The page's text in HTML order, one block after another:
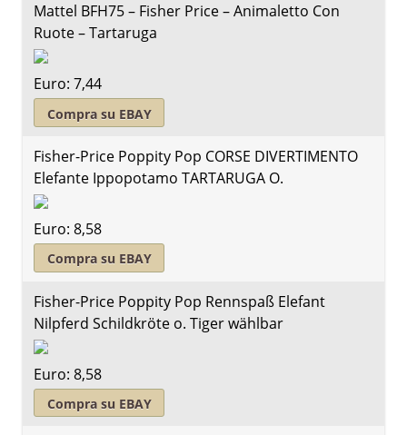
Mattel BFH75 – Fisher Price – Animaletto Con
Ruote – Tartaruga
Euro: 7,44
Compra su EBAY
Fisher-Price Poppity Pop CORSE DIVERTIMENTO
Elefante Ippopotamo TARTARUGA O.
Euro: 8,58
Compra su EBAY
Fisher-Price Poppity Pop Rennspaß Elefant
Nilpferd Schildkröte o. Tiger wählbar
Euro: 8,58
Compra su EBAY